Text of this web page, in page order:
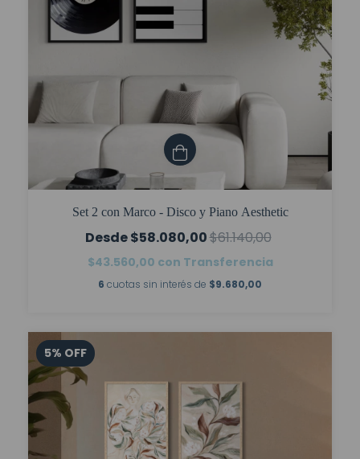
Set 2 con Marco - Disco y Piano Aesthetic
$58.080,00$61.140,00
$43.560,00 con Transferencia
6 cuotas sin interés de $9.680,00
5% OFF